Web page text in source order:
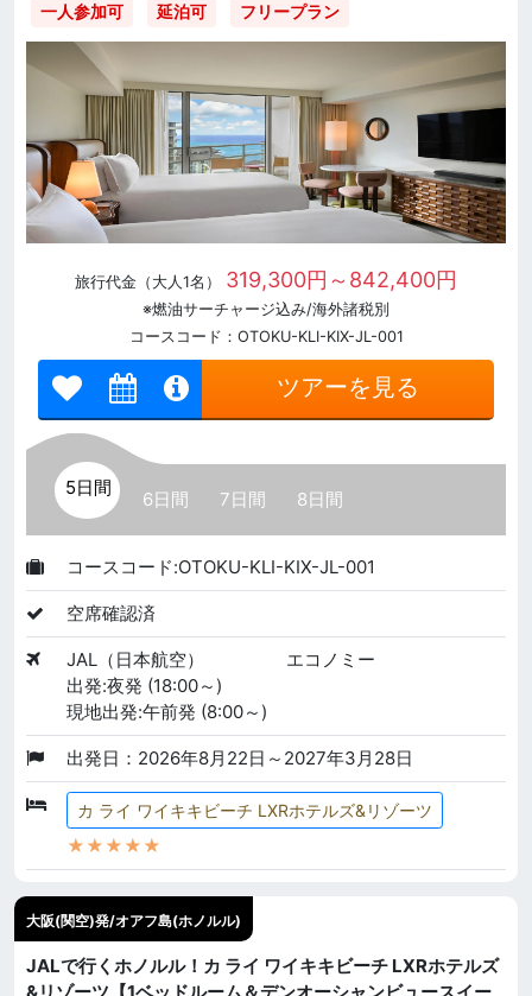
一人参加可 延泊可 フリープラン
旅行代金（大人1名） 319,300円～842,400円
※燃油サーチャージ込み/海外諸税別
コースコード：OTOKU-KLI-KIX-JL-001
ツアーを見る
5日間
6日間 7日間 8日間
コースコード:OTOKU-KLI-KIX-JL-001
空席確認済
JAL（日本航空）
エコノミー
出発:夜発 (18:00～)
現地出発:午前発 (8:00～)
出発日：2026年8月22日～2027年3月28日
カ ライ ワイキキビーチ LXRホテルズ&リゾーツ
★★★★★
大阪(関空)発/オアフ島(ホノルル)
JALで行くホノルル！カ ライ ワイキキビーチ LXRホテルズ